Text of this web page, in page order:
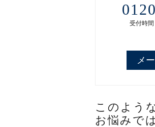
受付時間
メ
このよう
お悩みで